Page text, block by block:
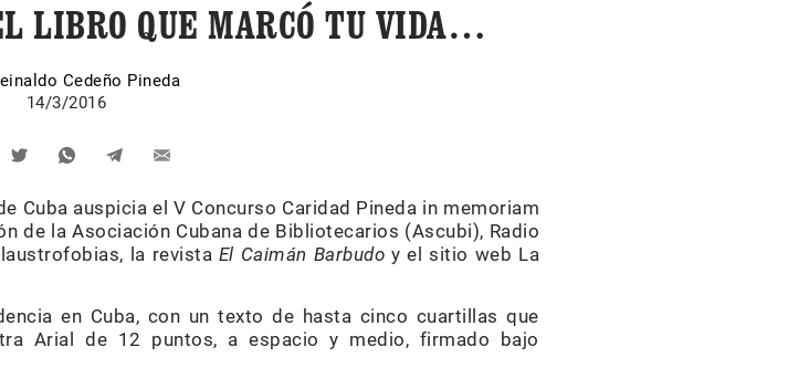
LIBRO QUE MARCÓ TU VIDA…
Cedeño Pineda
14/3/2016
Cuba auspicia el V Concurso Caridad Pineda in memoriam
de la Asociación Cubana de Bibliotecarios (Ascubi), Radio
la revista El Caimán Barbudo y el sitio web La
en Cuba, con un texto de hasta cinco cuartillas que
Arial de 12 puntos, a espacio y medio, firmado bajo